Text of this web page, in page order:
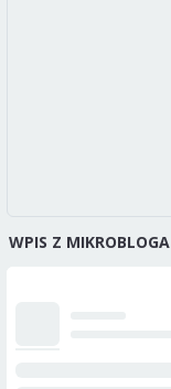
WPIS Z MIKROBLOGA